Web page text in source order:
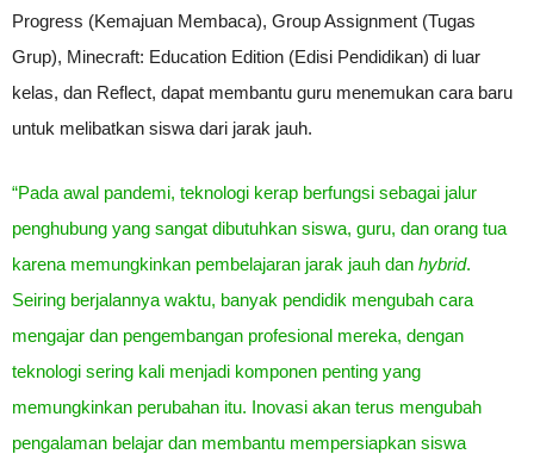
Progress (Kemajuan Membaca), Group Assignment (Tugas
Grup), Minecraft: Education Edition (Edisi Pendidikan) di luar
kelas, dan Reflect, dapat membantu guru menemukan cara baru
untuk melibatkan siswa dari jarak jauh.
“Pada awal pandemi, teknologi kerap berfungsi sebagai jalur
penghubung yang sangat dibutuhkan siswa, guru, dan orang tua
karena memungkinkan pembelajaran jarak jauh dan hybrid.
Seiring berjalannya waktu, banyak pendidik mengubah cara
mengajar dan pengembangan profesional mereka, dengan
teknologi sering kali menjadi komponen penting yang
memungkinkan perubahan itu. Inovasi akan terus mengubah
pengalaman belajar dan membantu mempersiapkan siswa